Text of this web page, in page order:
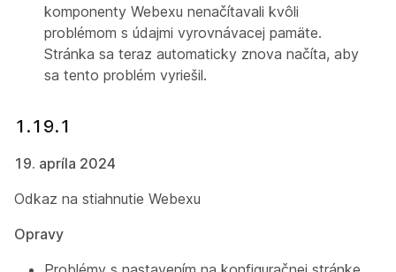
komponenty Webexu nenačítavali kvôli
problémom s údajmi vyrovnávacej pamäte.
Stránka sa teraz automaticky znova načíta, aby
sa tento problém vyriešil.
1.19.1
19. apríla 2024
Odkaz na stiahnutie Webexu
Opravy